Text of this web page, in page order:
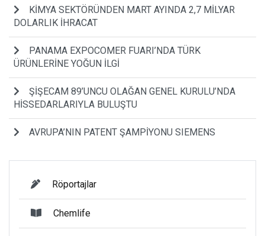
KİMYA SEKTÖRÜNDEN MART AYINDA 2,7 MİLYAR
DOLARLIK İHRACAT
PANAMA EXPOCOMER FUARI’NDA TÜRK
ÜRÜNLERİNE YOĞUN İLGİ
ŞİŞECAM 89’UNCU OLAĞAN GENEL KURULU’NDA
HİSSEDARLARIYLA BULUŞTU
AVRUPA’NIN PATENT ŞAMPİYONU SIEMENS
Röportajlar
Chemlife